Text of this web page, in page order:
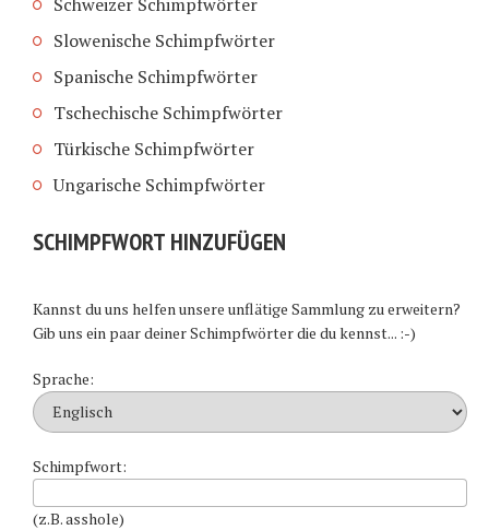
Slowenische Schimpfwörter
Spanische Schimpfwörter
Tschechische Schimpfwörter
Türkische Schimpfwörter
Ungarische Schimpfwörter
SCHIMPFWORT HINZUFÜGEN
Kannst du uns helfen unsere unflätige Sammlung zu erweitern?
Gib uns ein paar deiner Schimpfwörter die du kennst... :-)
Sprache:
Schimpfwort:
(z.B. asshole)